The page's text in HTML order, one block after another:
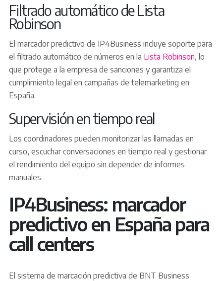
Filtrado automático de Lista
Robinson
El marcador predictivo de IP4Business incluye soporte para
el filtrado automático de números en la Lista Robinson, lo
que protege a la empresa de sanciones y garantiza el
cumplimiento legal en campañas de telemarketing en
España.
Supervisión en tiempo real
Los coordinadores pueden monitorizar las llamadas en
curso, escuchar conversaciones en tiempo real y gestionar
el rendimiento del equipo sin depender de informes
manuales.
IP4Business: marcador
predictivo en España para
call centers
El sistema de marcación predictiva de BNT Business